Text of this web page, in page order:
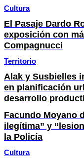
Cultura
El Pasaje Dardo
exposición con
Compagnucci
Territorio
Alak y Susbielles
en planificación
desarrollo
Facundo Moyano
ilegítima” y
la Policía
Cultura